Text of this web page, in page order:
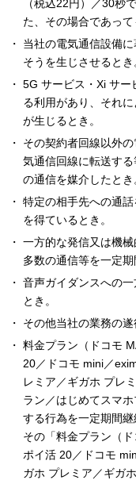
（税込22円）／30秒
た、その場合であっ
当社の電気通信設備
そうを生じさせるとき
5G サービス・Xi サー
る利用があり、それ
が生じるとき。
その契約者回線以外
気通信回線に転送す
の通信を媒介したとき
特定の相手先への通
を得ているとき。
一方的な発信又は機
多数の通信等を一定期
音声ガイダンスへの
とき。
その他当社の業務の遂
料金プラン（ドコモ
20／ドコモ mini／
レミア／ギガホ プレ
ラン／はじめてスマ
する行為を一定期間継
その「料金プラン（
ポイ活 20／ドコモ
ガホ プレミア／ギガ